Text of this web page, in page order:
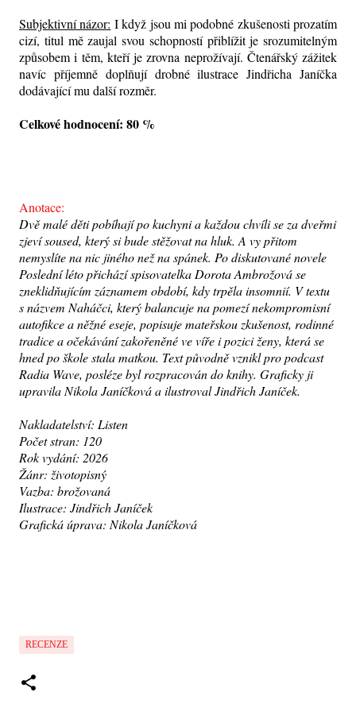
Subjektivní názor: I když jsou mi podobné zkušenosti prozatím
cizí, titul mě zaujal svou schopností přiblížit je srozumitelným
způsobem i těm, kteří je zrovna neprožívají. Čtenářský zážitek
navíc příjemně doplňují drobné ilustrace Jindřicha Janíčka
dodávající mu další rozměr.
Celkové hodnocení: 80 %
Anotace:
Dvě malé děti pobíhají po kuchyni a každou chvíli se za dveřmi
zjeví soused, který si bude stěžovat na hluk. A vy přitom
nemyslíte na nic jiného než na spánek. Po diskutované novele
Poslední léto přichází spisovatelka Dorota Ambrožová se
zneklidňujícím záznamem období, kdy trpěla insomnií. V textu
s názvem Naháčci, který balancuje na pomezí nekompromisní
autofikce a něžné eseje, popisuje mateřskou zkušenost, rodinné
tradice a očekávání zakořeněné ve víře i pozici ženy, která se
hned po škole stala matkou. Text původně vznikl pro podcast
Radia Wave, posléze byl rozpracován do knihy. Graficky ji
upravila Nikola Janíčková a ilustroval Jindřich Janíček.
Nakladatelství: Listen
Počet stran: 120
Rok vydání: 2026
Žánr: životopisný
Vazba: brožovaná
Ilustrace: Jindřich Janíček
Grafická úprava: Nikola Janíčková
RECENZE